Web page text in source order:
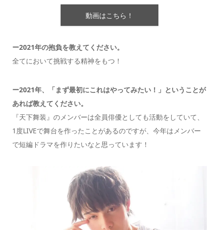
動画はこちら！
ー2021年の抱負を教えてください。
全てにおいて挑戦する精神をもつ！
ー2021年、「まず最初にこれはやってみたい！」ということが
あれば教えてください。
『天下舞装』のメンバーは全員俳優としても活動をしていて、
1度LIVEで舞台を作ったことがあるのですが、今年はメンバー
で短編ドラマを作りたいなと思っています！